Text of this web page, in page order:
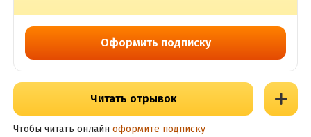
Оформить подписку
Читать отрывок
Чтобы читать онлайн оформите подписку